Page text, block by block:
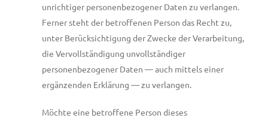
unrichtiger personenbezogener Daten zu verlangen.
Ferner steht der betroffenen Person das Recht zu,
unter Berücksichtigung der Zwecke der Verarbeitung,
die Vervollständigung unvollständiger
personenbezogener Daten — auch mittels einer
ergänzenden Erklärung — zu verlangen.
Möchte eine betroffene Person dieses